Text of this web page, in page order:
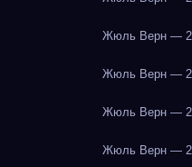
Жюль Верн —
Жюль Верн —
Жюль Верн —
Жюль Верн —